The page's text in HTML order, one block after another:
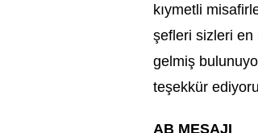
kıymetli
şefleri sizleri en
gelmiş
teşekkür
AB MESAJI